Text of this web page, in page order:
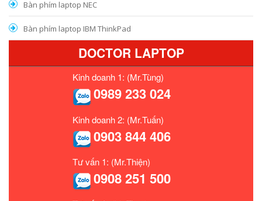
Bàn phím laptop NEC
Bàn phím laptop IBM ThinkPad
DOCTOR LAPTOP
Kinh doanh 1: (Mr.Tùng)
0989 233 024
Kinh doanh 2: (Mr.Tuấn)
0903 844 406
Tư vấn 1: (Mr.Thiện)
0908 251 500